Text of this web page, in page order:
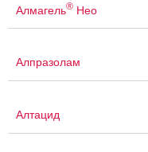
Алмагель® Нео
Алпразолам
Алтацид